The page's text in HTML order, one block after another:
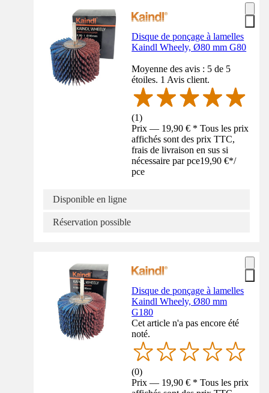
Disque de ponçage à lamelles
Kaindl Wheely, Ø80 mm G80
Moyenne des avis : 5 de 5
étoiles. 1 Avis client.
(1)
Prix — 19,90 € * Tous les prix
affichés sont des prix TTC,
frais de livraison en sus si
nécessaire par pce19,90 €*/
pce
Disponible en ligne
Réservation possible
Disque de ponçage à lamelles
Kaindl Wheely, Ø80 mm
G180
Cet article n'a pas encore été
noté.
(0)
Prix — 19,90 € * Tous les prix